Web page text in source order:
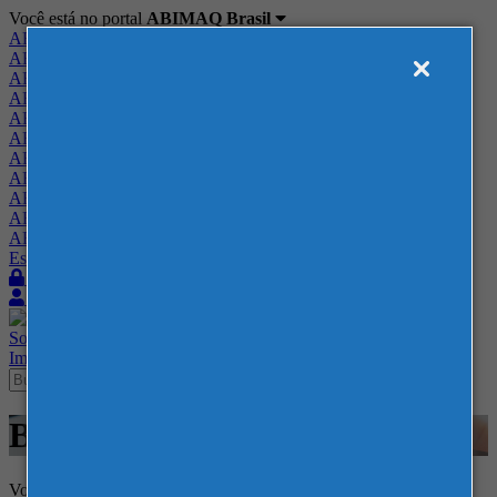
Você está no portal ABIMAQ Brasil
ABIMAQ Brasil
ABIMAQ Minas Gerais
ABIMAQ Norte-Nordeste
ABIMAQ Paraná
ABIMAQ Piracicaba
ABIMAQ Ribeirão Preto
ABIMAQ Rio de Janeiro
ABIMAQ Rio Grande do Sul
ABIMAQ Santa Catarina
ABIMAQ São Paulo
ABIMAQ Vale do Paraíba
Escritório de Relações Governamentais
Sobre
Imprensa
Blog
Voltar